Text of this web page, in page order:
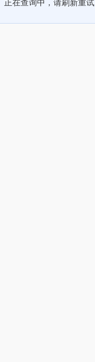
正在查询中，请刷新重试